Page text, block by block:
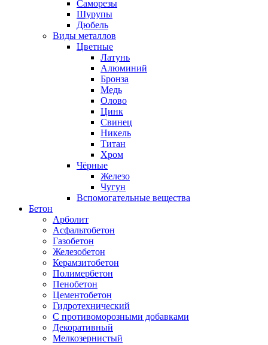
Саморезы
Шурупы
Дюбель
Виды металлов
Цветные
Латунь
Алюминий
Бронза
Медь
Олово
Цинк
Свинец
Никель
Титан
Хром
Чёрные
Железо
Чугун
Вспомогательные вещества
Бетон
Арболит
Асфальтобетон
Газобетон
Железобетон
Керамзитобетон
Полимербетон
Пенобетон
Цементобетон
Гидротехнический
C противоморозными добавками
Декоративный
Мелкозернистый